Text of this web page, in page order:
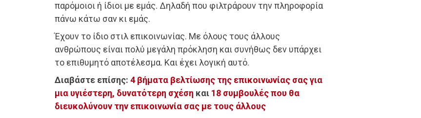
παρόμοιοι ή ίδιοι με εμάς. Δηλαδή που φιλτράρουν την πληροφορία
πάνω κάτω σαν κι εμάς.
Έχουν το ίδιο στιλ επικοινωνίας. Με όλους τους άλλους
ανθρώπους είναι πολύ μεγάλη πρόκληση και συνήθως δεν υπάρχει
το επιθυμητό αποτέλεσμα. Και έχει λογική αυτό.
Διαβάστε επίσης: 4 βήματα βελτίωσης της επικοινωνίας σας για
μια υγιέστερη, δυνατότερη σχέση και 18 συμβουλές που θα
διευκολύνουν την επικοινωνία σας με τους άλλους